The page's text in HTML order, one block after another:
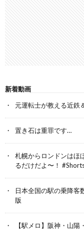
新着動画
元運転士が教える近鉄
置き石は重罪です…
札幌からロンドンはほ
るだけだよ〜！
日本全国の駅の乗降客
版
【駅メロ】阪神・山